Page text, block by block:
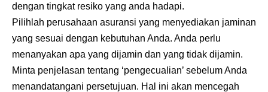
dengan tingkat resiko yang anda hadapi.
Pilihlah perusahaan asuransi yang menyediakan jaminan
yang sesuai dengan kebutuhan Anda. Anda perlu
menanyakan apa yang dijamin dan yang tidak dijamin.
Minta penjelasan tentang ‘pengecualian’ sebelum Anda
menandatangani persetujuan. Hal ini akan mencegah